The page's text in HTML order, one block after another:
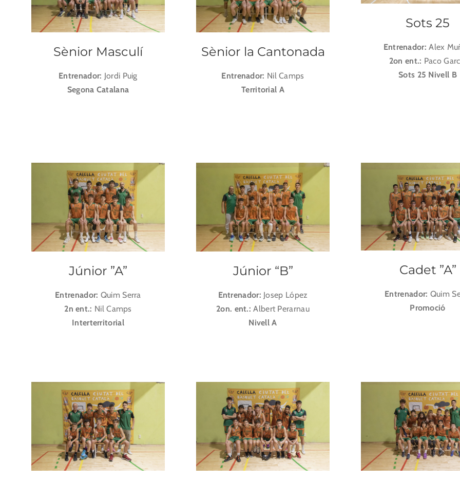
Sènior Masculí
Entrenador: Jordi Puig
Segona Catalana
Sènior la Cantonada
Entrenador: Nil Camps
Territorial A
Sots 25
Entrenador:Alex
2on ent.: Paco
Sots 25 Nivell B
Júnior ”A”
Entrenador: Quim Serra
2n ent.: Nil Camps
Interterritorial
Júnior “B”
Entrenador: Josep López
2on. ent.: Albert Perarnau
Nivell A
Cadet ”A”
Entrenador: Quim
Promoció